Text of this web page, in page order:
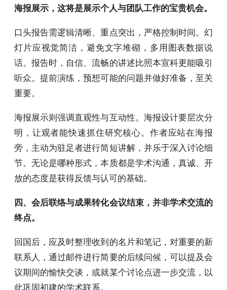
海报展示，这将是展示个人与团队工作的宝贵机会。
口头报告需逻辑清晰、重点突出，严格控制时间。幻
灯片应视觉简洁，避免文字堆砌，多用图表数据说
话。报告时，自信、流畅的讲述比照本宣科更能吸引
听众。提前演练，预想可能的问题并做好准备，至关
重要。
海报展示则强调直观性与互动性。海报设计要层次分
明，让观者能快速抓住研究核心。作者应站在海报
旁，主动为驻足者进行简短讲解，并乐于深入讨论细
节。无论是哪种形式，本质都是学术沟通，真诚、开
放的态度是获得反馈与认可的基础。
四、会后联络与成果转化会议结束，并非学术交流的
终点。
回国后，应及时整理收到的名片和笔记，对重要的新
联系人，通过邮件进行简要的后续问候，可以提及会
议期间的愉快交谈，或就某个讨论点进一步交流，以
此巩固初建的学术联系。